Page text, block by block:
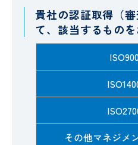
貴社の認証取得（
て、該当するものを
その他マネジメ